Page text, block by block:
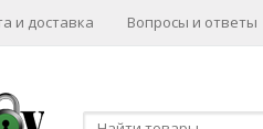
и доставка Вопросы и ответы